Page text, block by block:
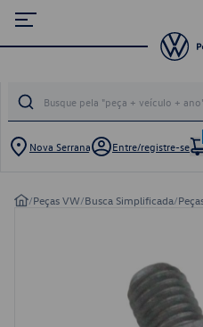
Nova Serrana Entre/registre-se
/Peças VW/Busca Simplificada/